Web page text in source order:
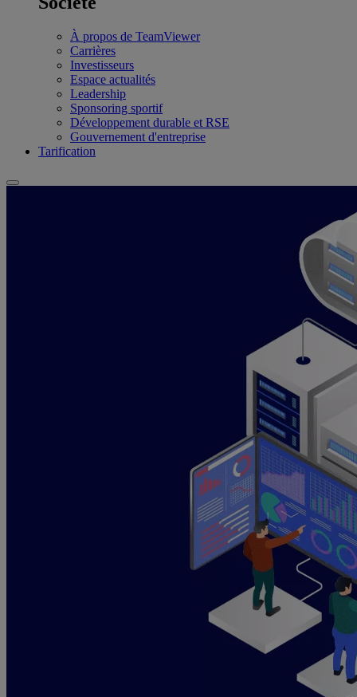
À propos de TeamViewer
Carrières
Investisseurs
Espace actualités
Leadership
Sponsoring sportif
Développement durable et RSE
Gouvernement d'entreprise
Tarification